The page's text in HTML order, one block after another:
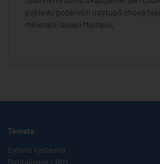
pohledu požárních odstupů chová
minerální izolací Multipor.
Témata
Bytová výstavba
Digitalizace / BIM